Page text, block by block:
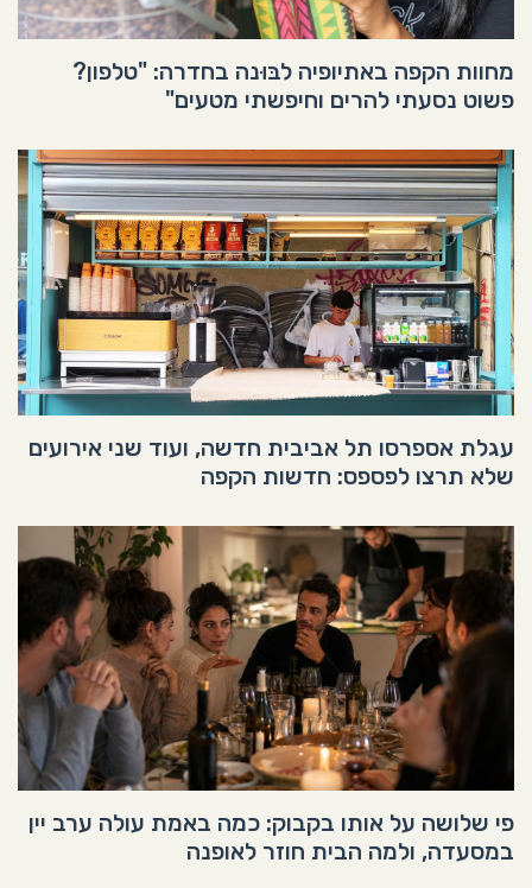
מחוות הקפה באתיופיה לבּוּנה בחדרה: "טלפון?
פשוט נסעתי להרים וחיפשתי מטעים"
עגלת אספרסו תל אביבית חדשה, ועוד שני אירועים
שלא תרצו לפספס: חדשות הקפה
פי שלושה על אותו בקבוק: כמה באמת עולה ערב יין
במסעדה, ולמה הבית חוזר לאופנה